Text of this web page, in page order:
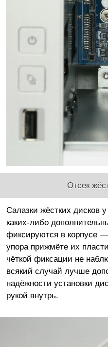
Отсек
Салазки жёстких дисков
каких-либо
фиксируются в корпусе —
упора прижмёте их
чёткой фиксации не
всякий случай лучше
надёжности установки
рукой внутрь.